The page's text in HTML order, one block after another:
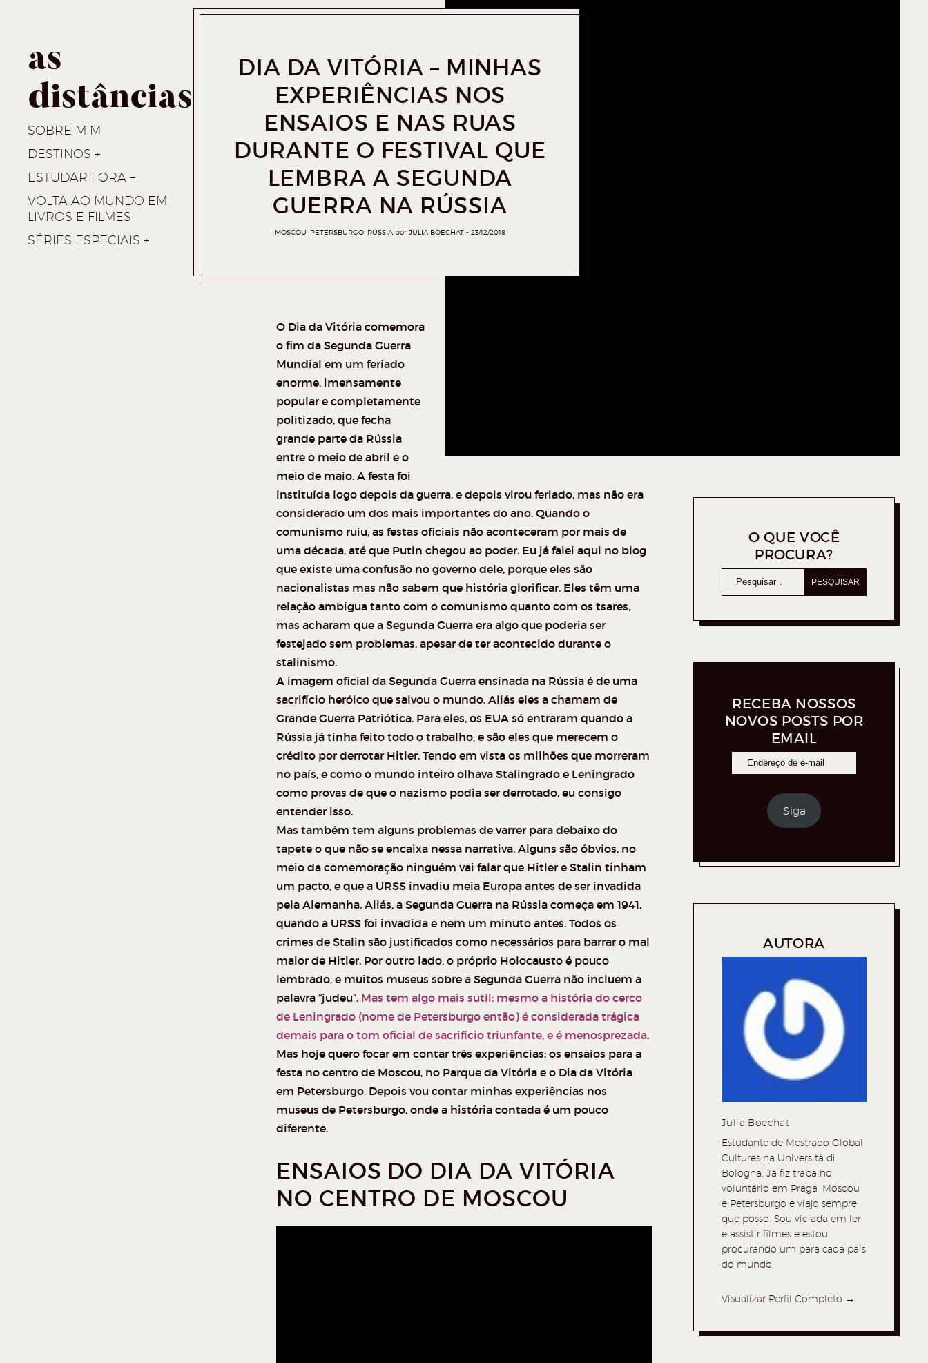
as
distâncias
SOBRE MIM
DESTINOS
ESTUDAR FORA
VOLTA AO MUNDO EM
LIVROS E FILMES
SÉRIES ESPECIAIS
DIA DA VITÓRIA – MINHAS
EXPERIÊNCIAS NOS
ENSAIOS E NAS RUAS
DURANTE O FESTIVAL QUE
LEMBRA A SEGUNDA
GUERRA NA RÚSSIA
MOSCOU PETERSBURGO RÚSSIA por JULIA BOECHAT 23/12/2018
O Dia da Vitória comemora
o fim da Segunda Guerra
Mundial em um feriado
enorme, imensamente
popular e completamente
politizado, que fecha
grande parte da Rússia
entre o meio de abril e o
meio de maio. A festa foi
instituída logo depois da guerra, e depois virou feriado, mas não era
considerado um dos mais importantes do ano. Quando o
comunismo ruiu, as festas oficiais não aconteceram por mais de
uma década, até que Putin chegou ao poder. Eu já falei aqui no blog
que existe uma confusão no governo dele, porque eles são
nacionalistas mas não sabem que história glorificar. Eles têm uma
relação ambígua tanto com o comunismo quanto com os tsares,
mas acharam que a Segunda Guerra era algo que poderia ser
festejado sem problemas, apesar de ter acontecido durante o
stalinismo.
A imagem oficial da Segunda Guerra ensinada na Rússia é de uma
sacrifício heróico que salvou o mundo. Aliás eles a chamam de
Grande Guerra Patriótica. Para eles, os EUA só entraram quando a
Rússia já tinha feito todo o trabalho, e são eles que merecem o
crédito por derrotar Hitler. Tendo em vista os milhões que morreram
no país, e como o mundo inteiro olhava Stalingrado e Leningrado
como provas de que o nazismo podia ser derrotado, eu consigo
entender isso.
Mas também tem alguns problemas de varrer para debaixo do
tapete o que não se encaixa nessa narrativa. Alguns são óbvios, no
meio da comemoração ninguém vai falar que Hitler e Stalin tinham
um pacto, e que a URSS invadiu meia Europa antes de ser invadida
pela Alemanha. Aliás, a Segunda Guerra na Rússia começa em 1941,
quando a URSS foi invadida e nem um minuto antes. Todos os
crimes de Stalin são justificados como necessários para barrar o mal
maior de Hitler. Por outro lado, o próprio Holocausto é pouco
lembrado, e muitos museus sobre a Segunda Guerra não incluem a
palavra “judeu”. Mas tem algo mais sutil: mesmo a história do cerco
de Leningrado (nome de Petersburgo então) é considerada trágica
demais para o tom oficial de sacrifício triunfante, e é menosprezada.
Mas hoje quero focar em contar três experiências: os ensaios para a
festa no centro de Moscou, no Parque da Vitória e o Dia da Vitória
em Petersburgo. Depois vou contar minhas experiências nos
museus de Petersburgo, onde a história contada é um pouco
diferente.
ENSAIOS DO DIA DA VITÓRIA
NO CENTRO DE MOSCOU
O QUE VOCÊ
PROCURA?
RECEBA NOSSOS
NOVOS POSTS POR
EMAIL
Siga
AUTORA
Julia Boechat
Estudante de Mestrado Global
Cultures na Università di
Bologna. Já fiz trabalho
voluntário em Praga, Moscou
e Petersburgo e viajo sempre
que posso. Sou viciada em ler
e assistir filmes e estou
procurando um para cada país
do mundo.
Visualizar Perfil Completo →